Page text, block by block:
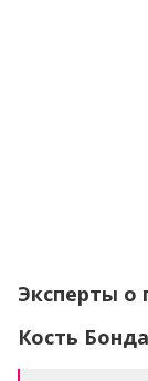
Эксперты о
Кость